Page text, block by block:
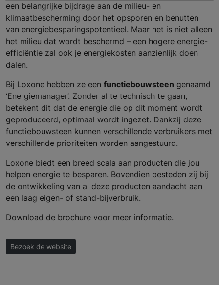
een belangrijke bijdrage aan de milieu- en
klimaatbescherming door het opsporen en benutten
van energiebesparingspotentieel. Maar het is niet alleen
het milieu dat wordt beschermd – een hogere energie-
efficiëntie zal ook je energiekosten aanzienlijk doen
dalen.
Bij Loxone hebben ze een functiebouwsteen genaamd
‘Energiemanager’. Zonder al te technisch te gaan,
betekent dit dat de energie die op dit moment wordt
geproduceerd, optimaal wordt ingezet. Dankzij deze
functiebouwsteen kunnen verschillende verbruikers met
verschillende prioriteiten worden aangestuurd.
Loxone biedt een breed scala aan producten die jou
helpen energie te besparen. Bovendien besteden zij bij
de ontwikkeling van al deze producten aandacht aan
een laag eigen- of stand-bijverbruik.
Download de brochure voor meer informatie.
Bezoek de website